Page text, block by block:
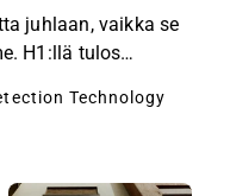
juhlaan, vaikka se
H1:llä tulos
Technology